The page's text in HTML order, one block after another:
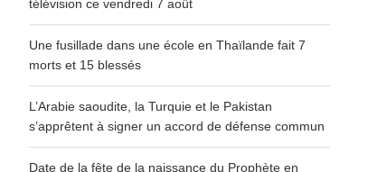
télévision ce vendredi 7 août
Une fusillade dans une école en Thaïlande fait 7
morts et 15 blessés
L’Arabie saoudite, la Turquie et le Pakistan
s’apprêtent à signer un accord de défense commun
Date de la fête de la naissance du Prophète en